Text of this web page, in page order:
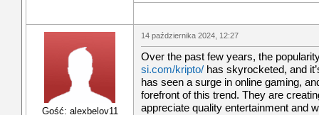
Gość: alexbelov11
14 października 2024, 12:27
Over the past few years, the
si.com/kripto/ has skyrocketed, and
has seen a surge in online gaming,
forefront of this trend. They are
appreciate quality entertainment and